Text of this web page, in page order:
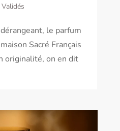
le parfum
Sacré Français
originalité, on en dit